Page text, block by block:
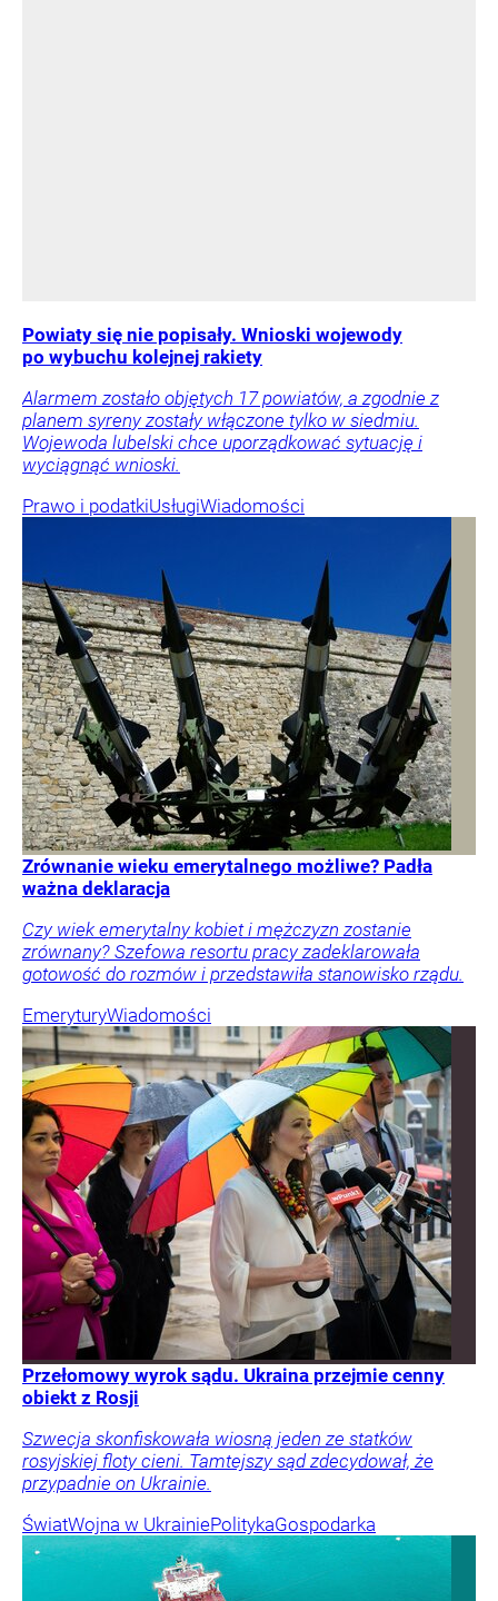
Powiaty się nie popisały. Wnioski wojewody
po wybuchu kolejnej rakiety
Alarmem zostało objętych 17 powiatów, a zgodnie z
planem syreny zostały włączone tylko w siedmiu.
Wojewoda lubelski chce uporządkować sytuację i
wyciągnąć wnioski.
Prawo i podatkiUsługiWiadomości
Zrównanie wieku emerytalnego możliwe? Padła
ważna deklaracja
Czy wiek emerytalny kobiet i mężczyzn zostanie
zrównany? Szefowa resortu pracy zadeklarowała
gotowość do rozmów i przedstawiła stanowisko rządu.
EmeryturyWiadomości
Przełomowy wyrok sądu. Ukraina przejmie cenny
obiekt z Rosji
Szwecja skonfiskowała wiosną jeden ze statków
rosyjskiej floty cieni. Tamtejszy sąd zdecydował, że
przypadnie on Ukrainie.
ŚwiatWojna w UkrainiePolitykaGospodarka